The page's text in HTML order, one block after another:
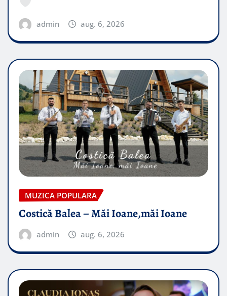
admin aug. 6, 2026
MUZICA POPULARA
Costică Balea – Măi Ioane,măi Ioane
admin aug. 6, 2026